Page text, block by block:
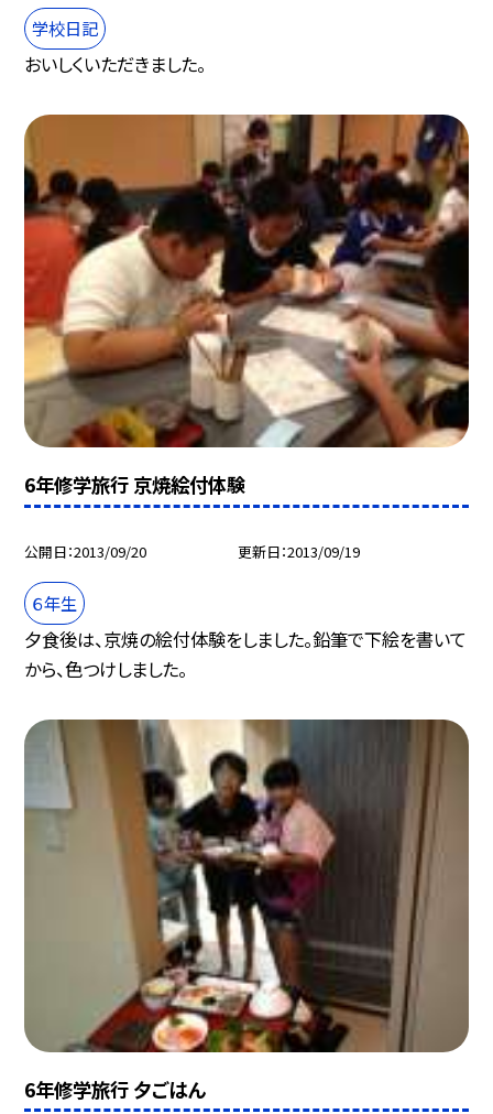
学校日記
おいしくいただきました。
6年修学旅行 京焼絵付体験
公開日 2013/09/20 更新日 2013/09/19
６年生
夕食後は、京焼の絵付体験をしました。鉛筆で下絵を書いて
から、色つけしました。
6年修学旅行 夕ごはん